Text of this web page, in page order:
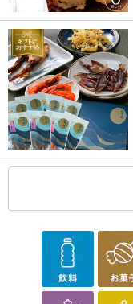
本商品は沖縄・離島へ